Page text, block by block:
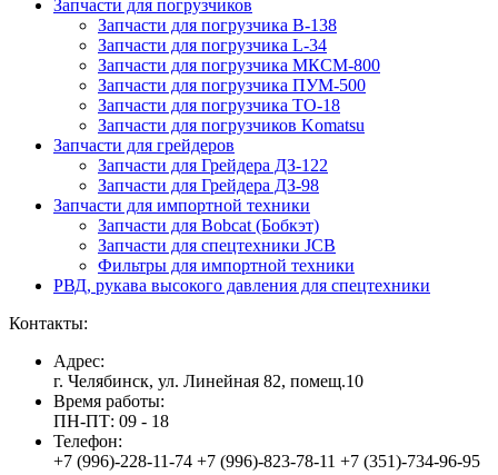
Запчасти для погрузчиков
Запчасти для погрузчика B-138
Запчасти для погрузчика L-34
Запчасти для погрузчика МКСМ-800
Запчасти для погрузчика ПУМ-500
Запчасти для погрузчика ТО-18
Запчасти для погрузчиков Komatsu
Запчасти для грейдеров
Запчасти для Грейдера ДЗ-122
Запчасти для Грейдера ДЗ-98
Запчасти для импортной техники
Запчасти для Bobcat (Бобкэт)
Запчасти для спецтехники JCB
Фильтры для импортной техники
РВД, рукава высокого давления для спецтехники
Контакты:
Адрес:
г. Челябинск, ул. Линейная 82, помещ.10
Время работы:
ПН-ПТ: 09 - 18
Телефон:
+7 (996)-228-11-74 +7 (996)-823-78-11 +7 (351)-734-96-95